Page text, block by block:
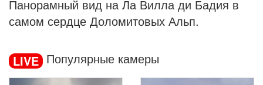
Панорамный вид на Ла Вилла ди Бадия в
самом сердце Доломитовых Альп.
LIVE Популярные камеры